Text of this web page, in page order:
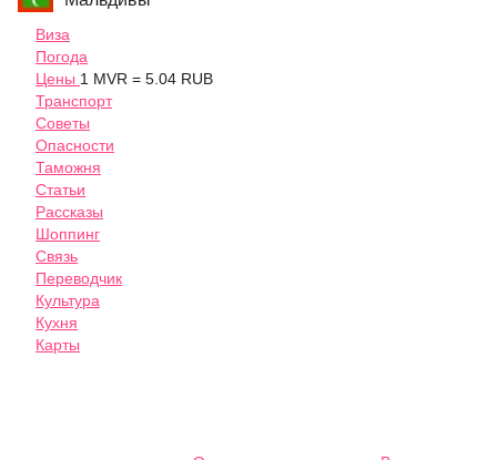
Виза
Погода
Цены 1 MVR = 5.04 RUB
Транспорт
Советы
Опасности
Таможня
Статьи
Рассказы
Шоппинг
Связь
Переводчик
Культура
Кухня
Карты